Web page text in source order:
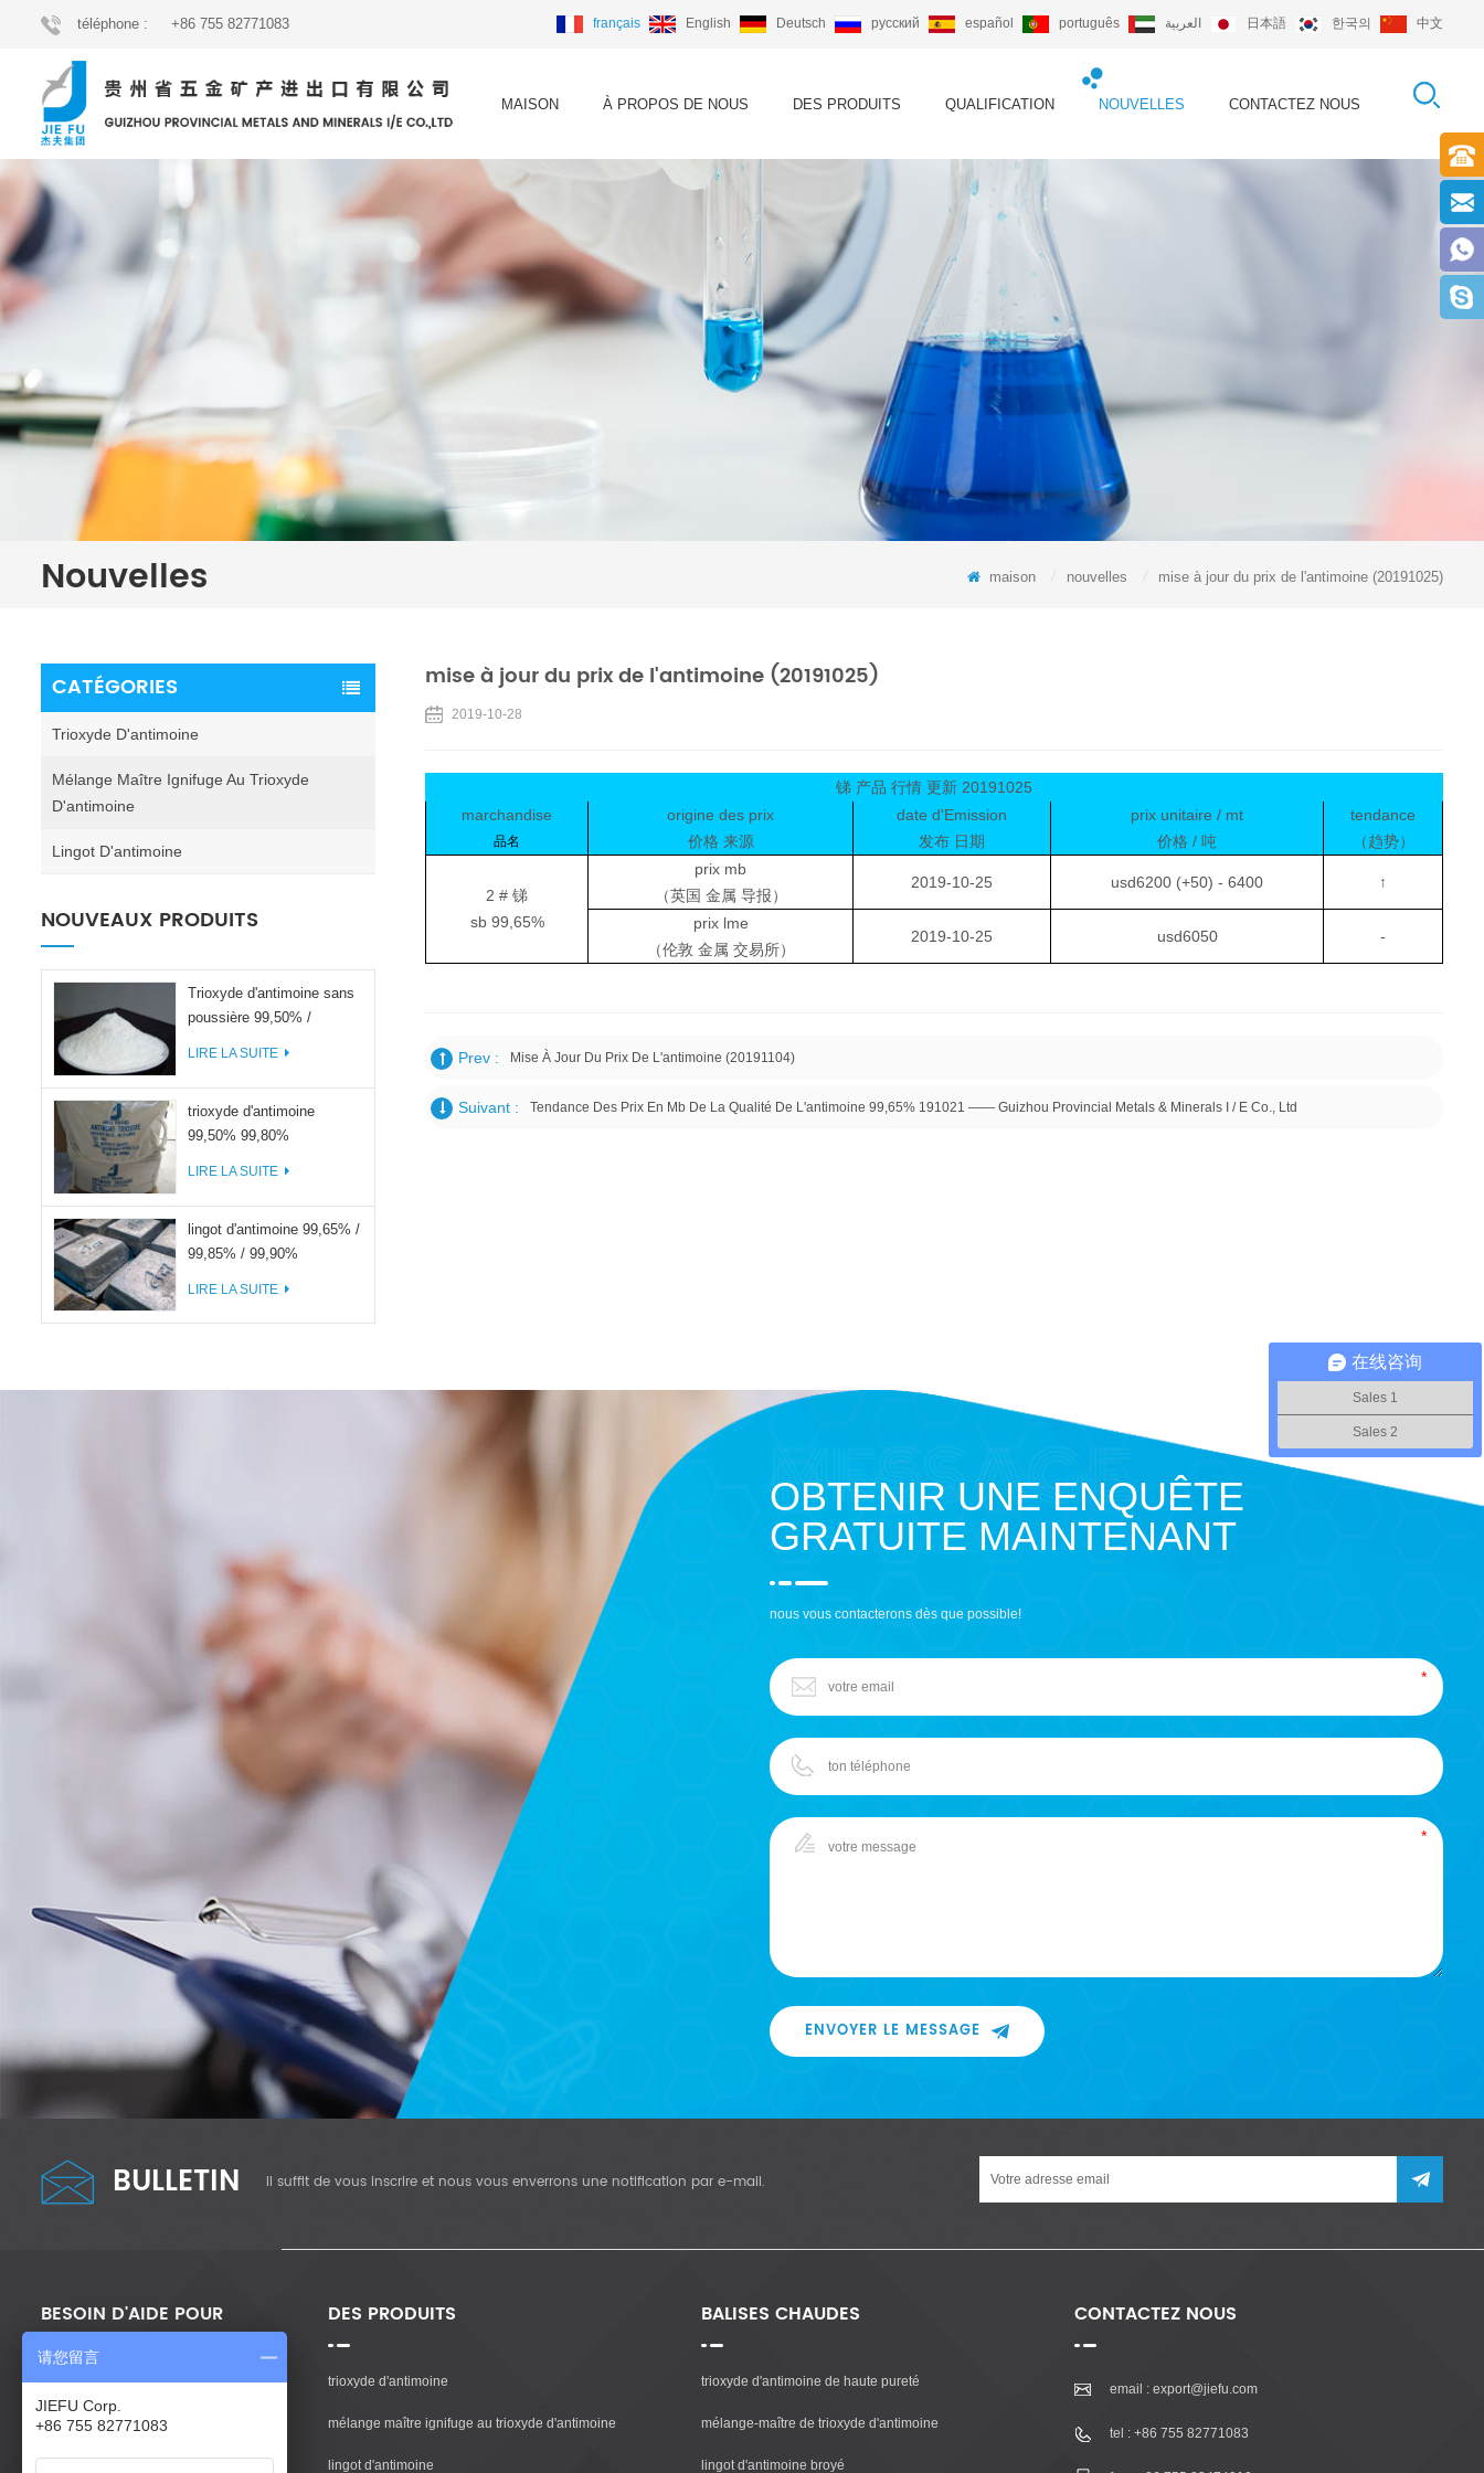
téléphone : +86 755 82771083 français English Deutsch русский español português العربية 日本語 한국의 中文
MAISON À PROPOS DE NOUS DES PRODUITS QUALIFICATION NOUVELLES CONTACTEZ NOUS
Nouvelles maison nouvelles mise à jour du prix de l'antimoine (20191025)
CATÉGORIES
Trioxyde D'antimoine
Mélange Maître Ignifuge Au Trioxyde
D'antimoine
Lingot D'antimoine
NOUVEAUX PRODUITS
Trioxyde d'antimoine sans
poussière 99,50% /
LIRE LA SUITE
trioxyde d'antimoine
99,50% 99,80%
LIRE LA SUITE
lingot d'antimoine 99,65% /
99,85% / 99,90%
LIRE LA SUITE
mise à jour du prix de l'antimoine (20191025)
2019-10-28
锑 产品 行情 更新 20191025
marchandise
品名
origine des prix
价格 来源
date d'Emission
发布 日期
prix unitaire / mt
价格 / 吨
tendance
（趋势）
2 # 锑
sb 99,65%
prix mb
（英国 金属 导报）
2019-10-25 usd6200 (+50) - 6400 ↑
prix lme
（伦敦 金属 交易所）
2019-10-25 usd6050 -
Prev : Mise À Jour Du Prix De L'antimoine (20191104)
Suivant : Tendance Des Prix En Mb De La Qualité De L'antimoine 99,65% 191021 —— Guizhou Provincial Metals & Minerals I / E Co., Ltd
OBTENIR UNE ENQUÊTE
GRATUITE MAINTENANT
nous vous contacterons dès que possible!
ENVOYER LE MESSAGE
BULLETIN il suffit de vous inscrire et nous vous enverrons une notification par e-mail.
BESOIN D'AIDE POUR
Maison
Des Produits
DES PRODUITS
trioxyde d'antimoine
mélange maître ignifuge au trioxyde d'antimoine
lingot d'antimoine
BALISES CHAUDES
trioxyde d'antimoine de haute pureté
mélange-maître de trioxyde d'antimoine
lingot d'antimoine broyé
CONTACTEZ NOUS
email : export@jiefu.com
tel : +86 755 82771083
在线咨询
Sales 1
Sales 2
请您留言
JIEFU Corp.
+86 755 82771083